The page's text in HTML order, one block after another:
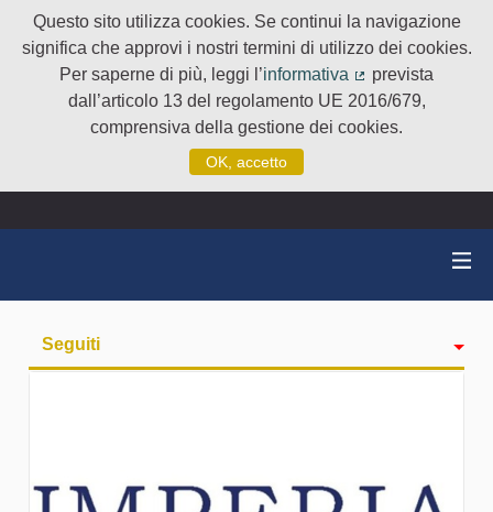
Questo sito utilizza cookies. Se continui la navigazione
significa che approvi i nostri termini di utilizzo dei cookies.
Per saperne di più, leggi l’informativa
(Collegamento
prevista
dall’articolo 13 del regolamento UE 2016/679,
comprensiva della gestione dei cookies.
OK, accetto
Seguiti
Followers